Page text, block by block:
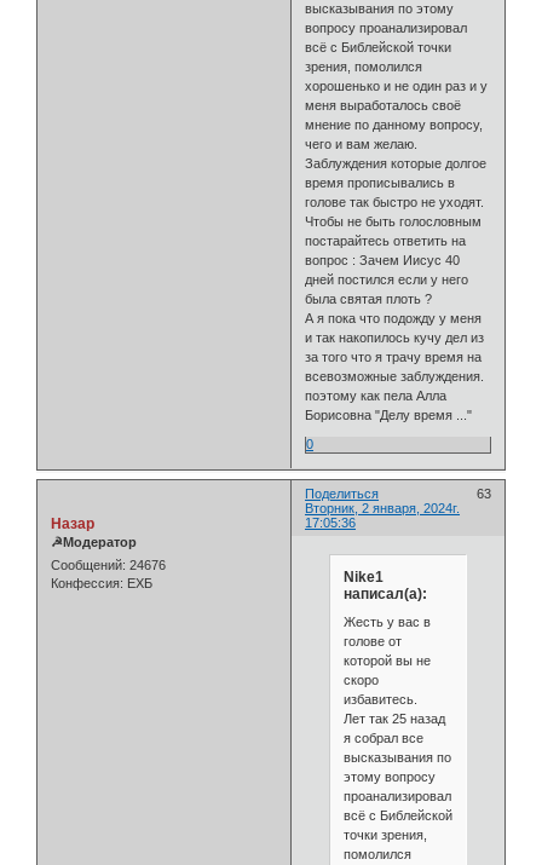
высказывания по этому
вопросу проанализировал
всё с Библейской точки
зрения, помолился
хорошенько и не один раз и у
меня выработалось своё
мнение по данному вопросу,
чего и вам желаю.
Заблуждения которые долгое
время прописывались в
голове так быстро не уходят.
Чтобы не быть голословным
постарайтесь ответить на
вопрос : Зачем Иисус 40
дней постился если у него
была святая плоть ?
А я пока что подожду у меня
и так накопилось кучу дел из
за того что я трачу время на
всевозможные заблуждения.
поэтому как пела Алла
Борисовна "Делу время ..."
0
Поделиться
63
Вторник, 2 января, 2024г.
17:05:36
Назар
☭Модератор
Сообщений: 24676
Конфессия: ЕХБ
Nike1
написал(а):
Жесть у вас в
голове от
которой вы не
скоро
избавитесь.
Лет так 25 назад
я собрал все
высказывания по
этому вопросу
проанализировал
всё с Библейской
точки зрения,
помолился